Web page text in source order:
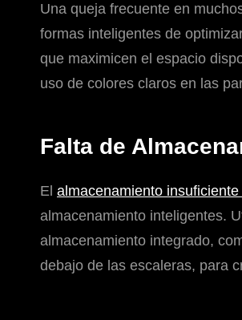
Una queja frecuente en
formas inteligentes de
que maximicen el espacio
uso de colores claros en las
Falta de
El almacenamiento insuficiente
almacenamiento inteligentes.
almacenamiento integrado,
debajo de las escaleras, para